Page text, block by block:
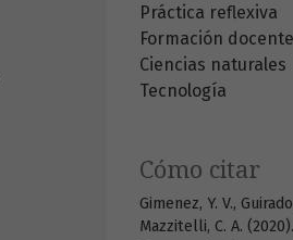
Práctica reflexiva
Formación docente
Ciencias naturales
Tecnología
Cómo citar
Gimenez, Y. V.,
Mazzitelli, C. A. (2020).